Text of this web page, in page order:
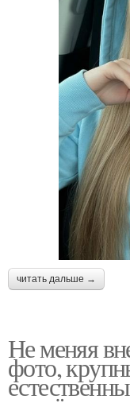
читать дальше →
Не меняя
фото,